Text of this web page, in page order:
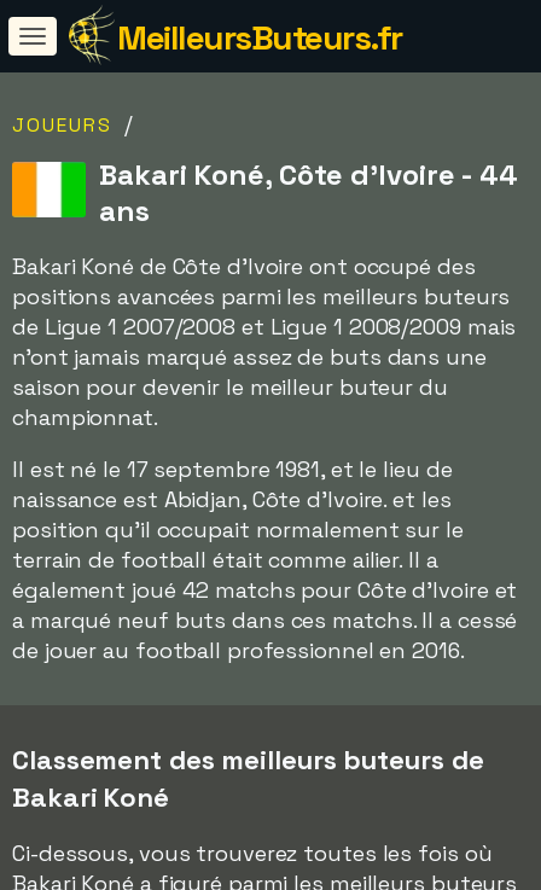
MeilleursButeurs.fr
JOUEURS /
Bakari Koné, Côte d'Ivoire - 44
ans
Bakari Koné de Côte d'Ivoire ont occupé des
positions avancées parmi les meilleurs buteurs
de Ligue 1 2007/2008 et Ligue 1 2008/2009 mais
n'ont jamais marqué assez de buts dans une
saison pour devenir le meilleur buteur du
championnat.
Il est né le 17 septembre 1981, et le lieu de
naissance est Abidjan, Côte d'Ivoire. et les
position qu'il occupait normalement sur le
terrain de football était comme ailier. Il a
également joué 42 matchs pour Côte d'Ivoire et
a marqué neuf buts dans ces matchs. Il a cessé
de jouer au football professionnel en 2016.
Classement des meilleurs buteurs de
Bakari Koné
Ci-dessous, vous trouverez toutes les fois où
Bakari Koné a figuré parmi les meilleurs buteurs